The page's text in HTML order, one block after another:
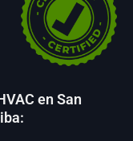
en San